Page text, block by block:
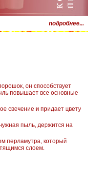
подробнее...
он способствует
повышает все основные
свечение и придает цвету
пыль, держится на
перламутра, который
слоем.